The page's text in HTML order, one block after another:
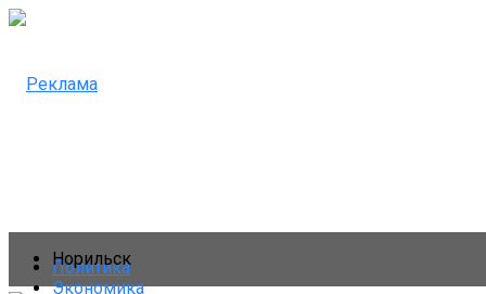
Политика
Экономика
Норильск